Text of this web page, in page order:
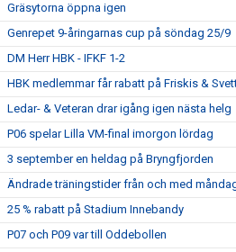
Gräsytorna öppna igen
Genrepet 9-åringarnas cup på söndag 25/9
DM Herr HBK - IFKF 1-2
HBK medlemmar får rabatt på Friskis &
Ledar- & Veteran drar igång igen nästa helg
P06 spelar Lilla VM-final imorgon lördag
3 september en heldag på Bryngfjorden
Ändrade träningstider från och med
25 % rabatt på Stadium Innebandy
P07 och P09 var till Oddebollen